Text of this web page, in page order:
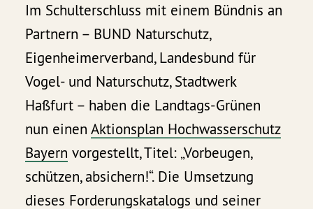
Im Schulterschluss mit einem Bündnis an
Partnern – BUND Naturschutz,
Eigenheimerverband, Landesbund für
Vogel- und Naturschutz, Stadtwerk
Haßfurt – haben die Landtags-Grünen
nun einenAktionsplan Hochwasserschutz
Bayern vorgestellt, Titel: „Vorbeugen,
schützen, absichern!“. Die Umsetzung
dieses Forderungskatalogs und seiner